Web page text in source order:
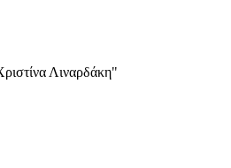
Λιναρδάκη"